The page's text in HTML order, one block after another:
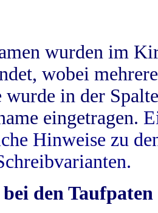
wurden im
wobei
in der
eingetragen.
Hinweise zu
den Taufpaten